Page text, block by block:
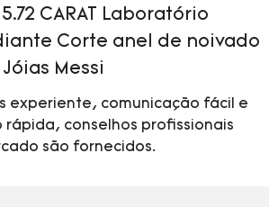
5.72 CARAT Laboratório
Corte anel de noivado
Messi
experiente, comunicação fácil e
conselhos profissionais
são fornecidos.